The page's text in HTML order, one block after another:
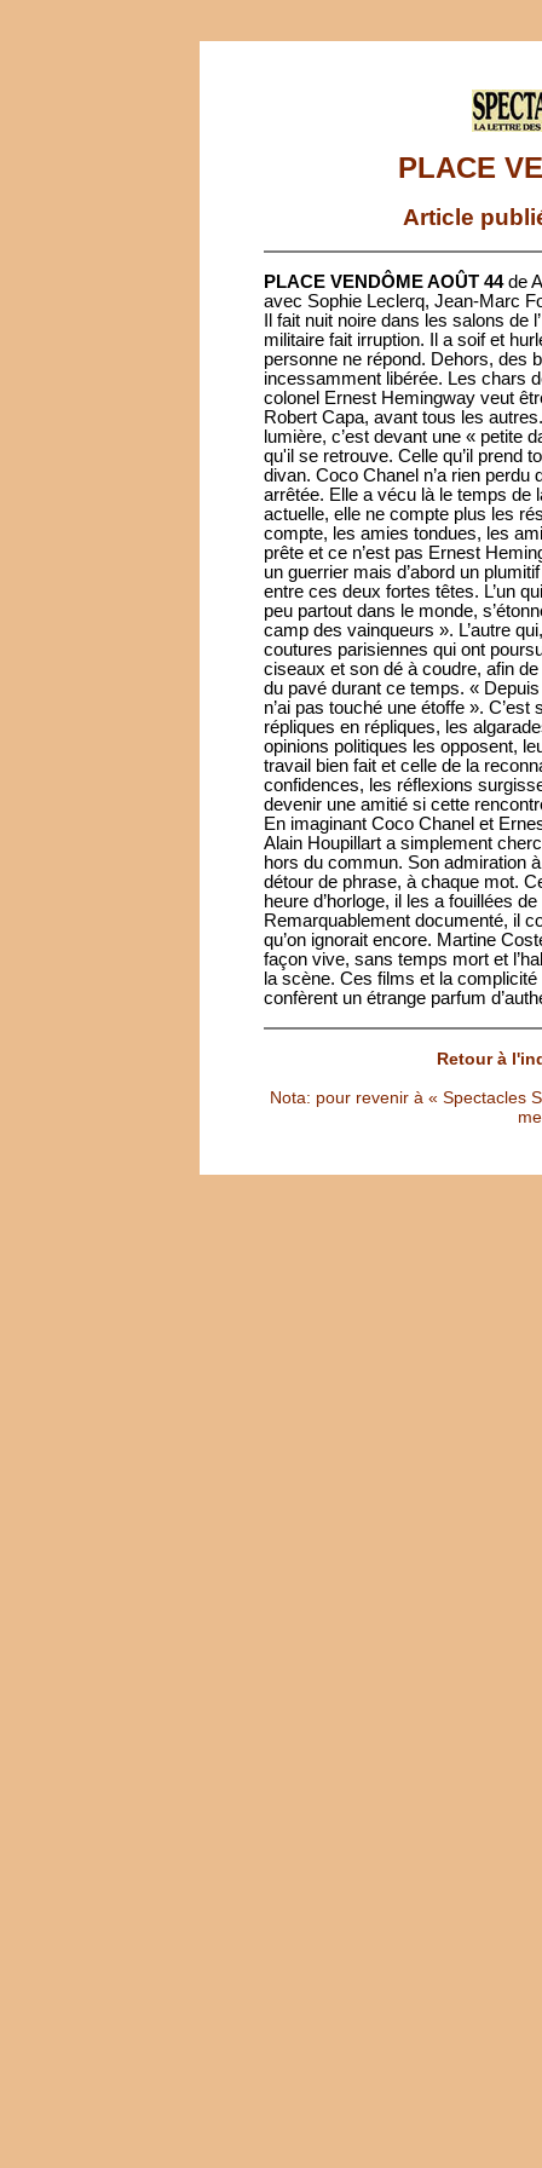
PLACE
Article
PLACE VENDÔME AOÛT 44de
avec Sophie Leclerq, Jean-Marc
Il fait nuit noire dans les salons de
militaire fait irruption. Il a soif et
personne ne répond. Dehors, des
incessamment libérée. Les chars
colonel Ernest Hemingway veut
Robert Capa, avant tous les
lumière, c’est devant une « petite
qu'il se retrouve. Celle qu’il prend
divan. Coco Chanel n’a rien perdu
arrêtée. Elle a vécu là le temps de
actuelle, elle ne compte plus les
compte, les amies tondues, les
prête et ce n’est pas Ernest
un guerrier mais d’abord un
entre ces deux fortes têtes. L’un
peu partout dans le monde,
camp des vainqueurs ». L’autre
coutures parisiennes qui ont
ciseaux et son dé à coudre, afin
du pavé durant ce temps. «
n’ai pas touché une étoffe ».
répliques en répliques, les
opinions politiques les opposent,
travail bien fait et celle de la
confidences, les réflexions
devenir une amitié si cette
En imaginant Coco Chanel et
Alain Houpillart a simplement
hors du commun. Son admiration
détour de phrase, à chaque mot.
heure d’horloge, il les a fouillées
Remarquablement documenté, il
qu’on ignorait encore. Martine
façon vive, sans temps mort et
la scène. Ces films et la
confèrent un étrange parfum
Retour à
Nota: pour revenir à « Spectacles